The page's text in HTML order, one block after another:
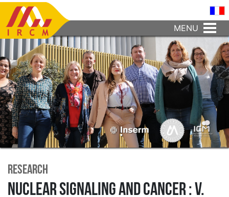
MENU
Research
Nuclear signaling and cancer : V.